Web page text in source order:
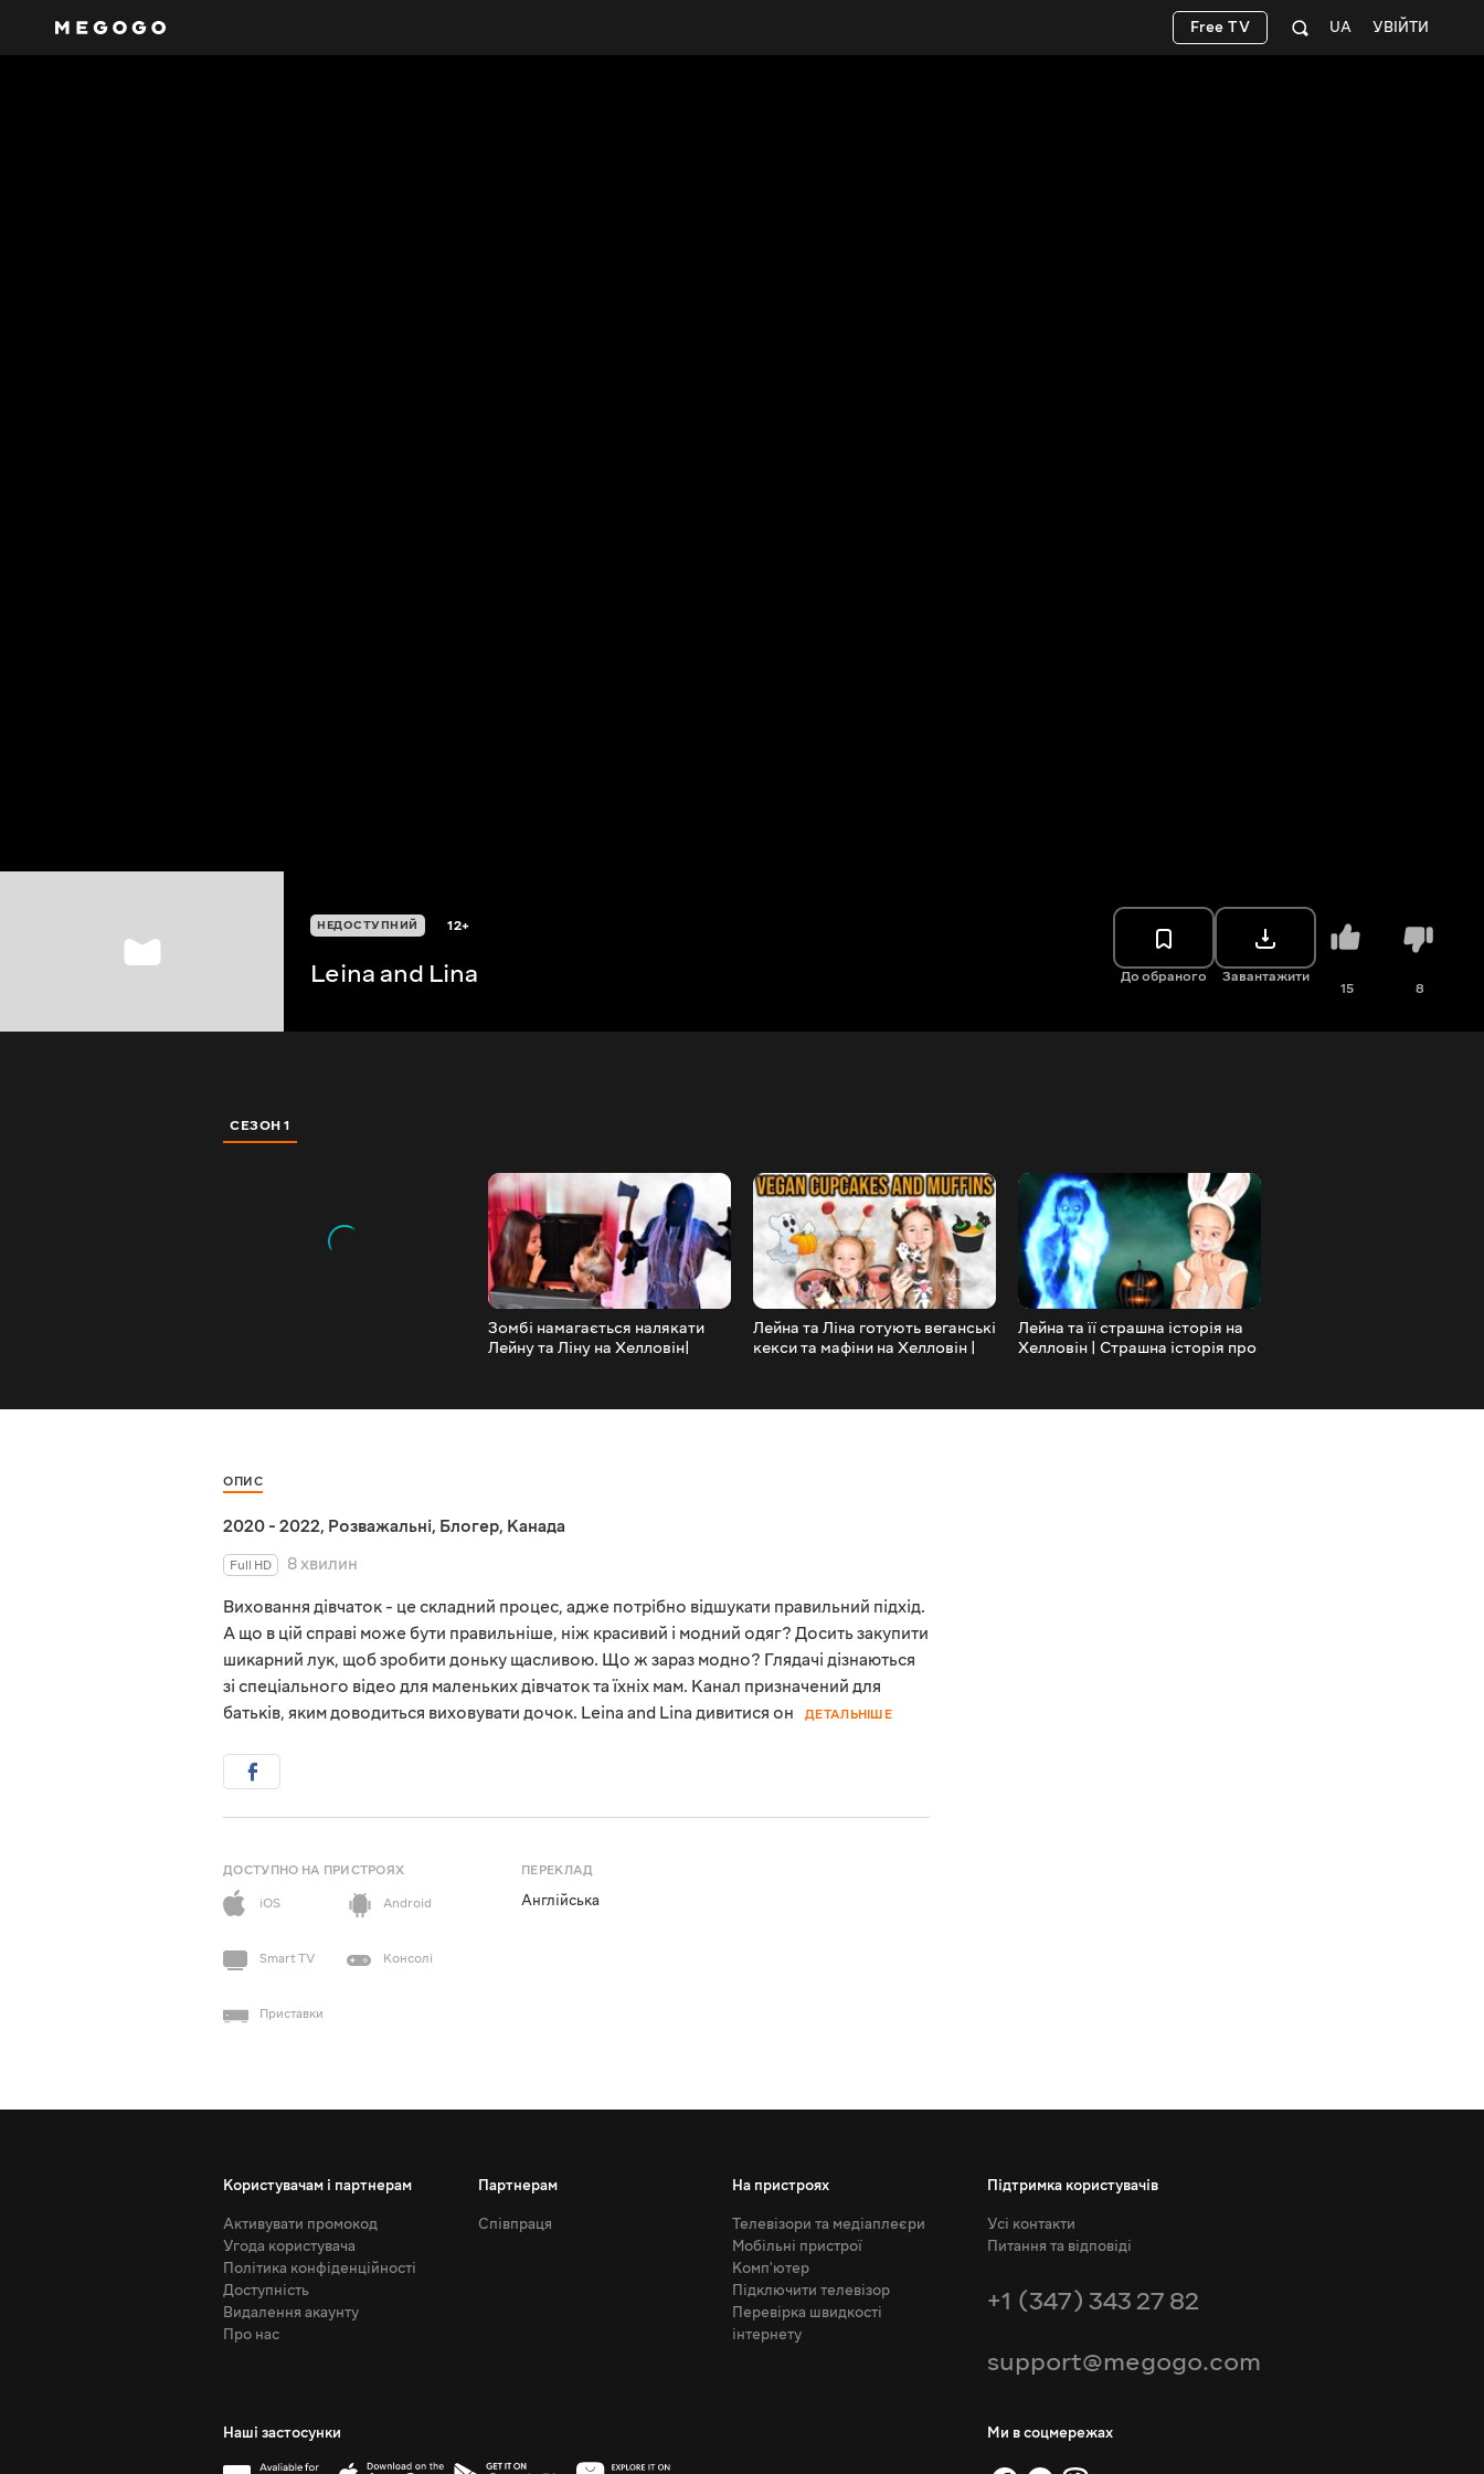
УВІЙТИ
UA
Free TV
НЕДОСТУПНИЙ 12+
Leina and Lina До обраного Завантажити
15 8
СЕЗОН 1
Зомбі намагається налякати
Лейну та Ліну на Хелловін|
Лейна та Ліна готують веганські
кекси та мафіни на Хелловін |
Лейна та її страшна історія на
Хелловін | Страшна історія про
ОПИС
2020 - 2022, Розважальні, Блогер, Канада
Full HD
8 хвилин
Виховання дівчаток - це складний процес, адже потрібно відшукати правильний підхід.
А що в цій справі може бути правильніше, ніж красивий і модний одяг? Досить закупити
шикарний лук, щоб зробити доньку щасливою. Що ж зараз модно? Глядачі дізнаються
зі спеціального відео для маленьких дівчаток та їхніх мам. Канал призначений для
батьків, яким доводиться виховувати дочок. Leina and Lina дивитися он
ДЕТАЛЬНІШЕ
ДОСТУПНО НА ПРИСТРОЯХ
iOS
Android
Smart TV Консолі
Приставки
ПЕРЕКЛАД
Англійська
Користувачам і партнерам
Активувати промокод
Угода користувача
Політика конфіденційності
Доступність
Видалення акаунту
Про нас
Партнерам
Співпраця
На пристроях
Телевізори та медіаплеєри
Мобільні пристрої
Комп'ютер
Підключити телевізор
Перевірка швидкості
інтернету
Підтримка користувачів
Усі контакти
Питання та відповіді
+1 (347) 343 27 82
support@megogo.com
Наші застосунки Ми в соцмережах